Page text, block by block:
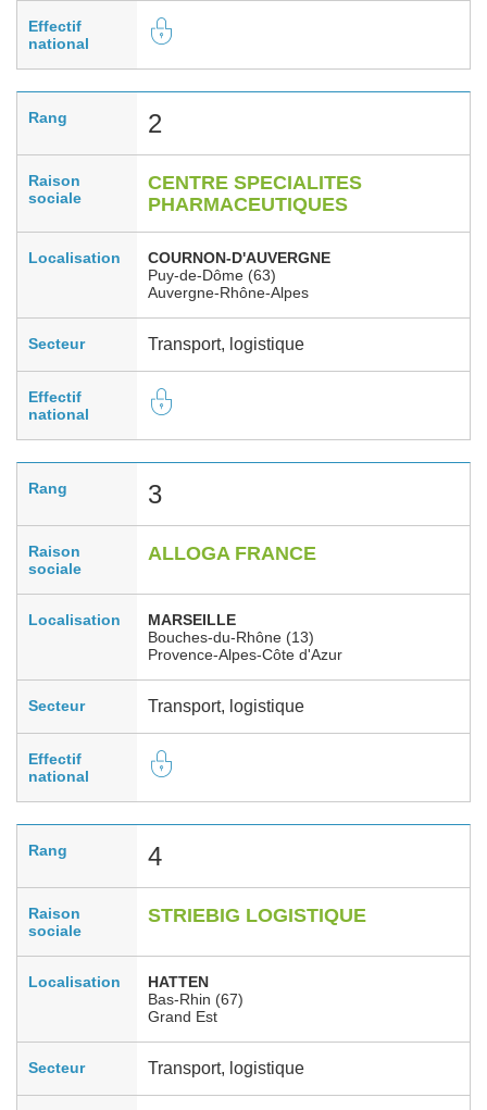
Effectif
national
Rang 2
Raison
sociale
CENTRE SPECIALITES
PHARMACEUTIQUES
Localisation
COURNON-D'AUVERGNE
Puy-de-Dôme (63)
Auvergne-Rhône-Alpes
Secteur Transport, logistique
Effectif
national
Rang 3
Raison
sociale
ALLOGA FRANCE
Localisation
MARSEILLE
Bouches-du-Rhône (13)
Provence-Alpes-Côte d'Azur
Secteur Transport, logistique
Effectif
national
Rang 4
Raison
sociale
STRIEBIG LOGISTIQUE
Localisation
HATTEN
Bas-Rhin (67)
Grand Est
Secteur Transport, logistique